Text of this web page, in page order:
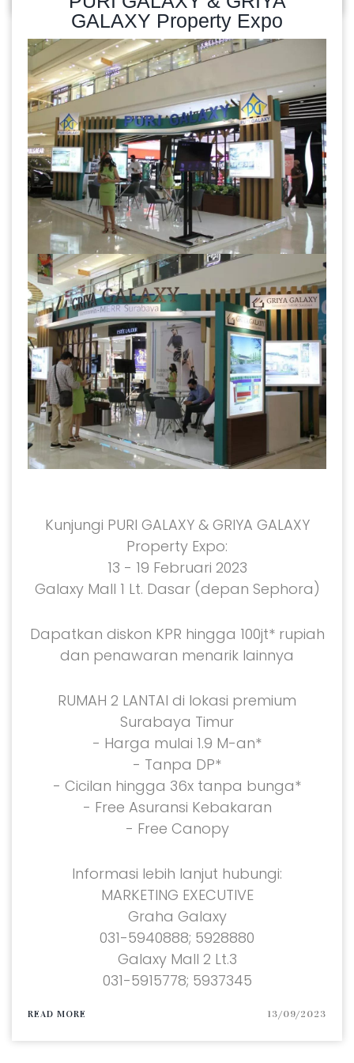
GALAXY Property Expo
Kunjungi PURI GALAXY & GRIYA GALAXY
Property Expo:
13 - 19 Februari 2023
Galaxy Mall 1 Lt. Dasar (depan Sephora)
Dapatkan diskon KPR hingga 100jt* rupiah
dan penawaran menarik lainnya
RUMAH 2 LANTAI di lokasi premium
Surabaya Timur
- Harga mulai 1.9 M-an*
- Tanpa DP*
- Cicilan hingga 36x tanpa bunga*
- Free Asuransi Kebakaran
- Free Canopy
Informasi lebih lanjut hubungi:
MARKETING EXECUTIVE
Graha Galaxy
031-5940888; 5928880
Galaxy Mall 2 Lt.3
031-5915778; 5937345
READ MORE 13/09/2023